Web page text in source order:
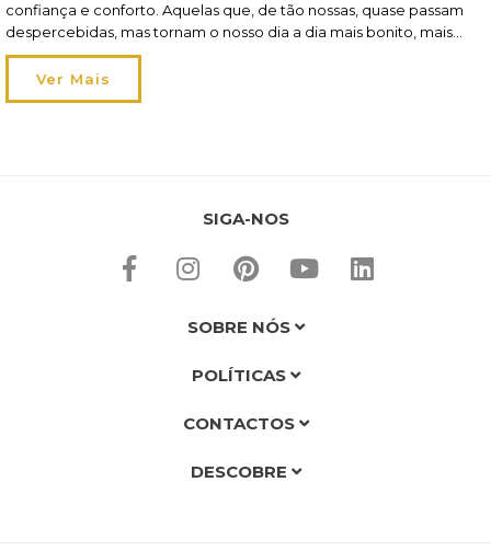
confiança e conforto. Aquelas que, de tão nossas, quase passam
despercebidas, mas tornam o nosso dia a dia mais bonito, mais
funcional e mais feliz. Claro que falamos de Atmosphera, 5five e
Hespéride! São estas três marcas que dão vida aos nossos […]
Ver Mais
SIGA-NOS
SOBRE NÓS
POLÍTICAS
CONTACTOS
DESCOBRE